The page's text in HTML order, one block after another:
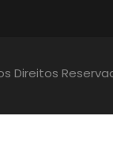
Direitos